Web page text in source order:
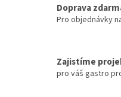
Doprava
Pro objednávky
Zajistíme
pro váš gastro